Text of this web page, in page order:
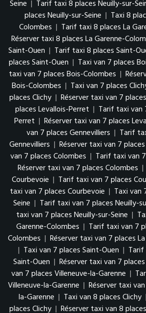
Seine | Tarif taxi 8 places Neuilly-sur-
places Neuilly-sur-Seine | Taxi 8
Colombes | Tarif taxi 8 places La
Réserver taxi 8 places La Garenne-
Saint-Ouen | Tarif taxi 8 places Saint-
places Saint-Ouen | Taxi van 7 places
taxi van 7 places Bois-Colombes |
Bois-Colombes | Taxi van 7 places
places Clichy | Réserver taxi van 7
places Levallois-Perret | Tarif taxi van
Perret | Réserver taxi van 7 places
van 7 places Gennevilliers | Tarif
Gennevilliers | Réserver taxi van 7
van 7 places Colombes | Tarif taxi van
Réserver taxi van 7 places Colombes |
Courbevoie | Tarif taxi van 7 places
taxi van 7 places Courbevoie | Taxi van
Seine | Tarif taxi van 7 places Neuilly-
taxi van 7 places Neuilly-sur-Seine |
Garenne-Colombes | Tarif taxi van 7
Colombes | Réserver taxi van 7 places
| Taxi van 7 places Saint-Ouen |
Saint-Ouen | Réserver taxi van 7
van 7 places Villeneuve-la-Garenne |
Villeneuve-la-Garenne | Réserver taxi
la-Garenne | Taxi van 8 places Clichy |
places Clichy | Réserver taxi van 8